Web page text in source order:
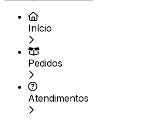
Início
Pedidos
Atendimentos